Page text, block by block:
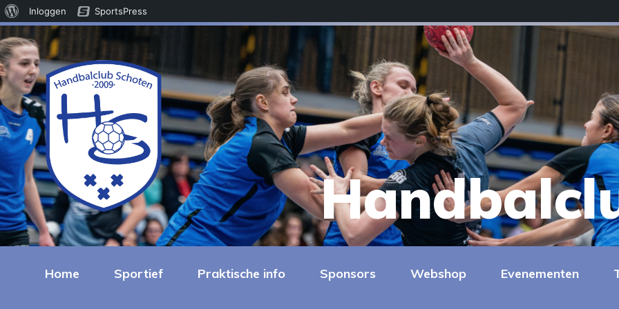
Home Sportief Praktische info Sponsors Webshop Evenementen
Over
WordPress
Inloggen
SportsPress